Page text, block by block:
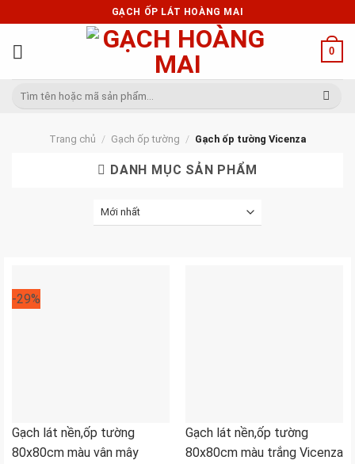
to
content
GẠCH ỐP LÁT HOÀNG MAI
0
Tìm
Trang chủ / Gạch ốp tường / Gạch ốp tường Vicenza
DANH MỤC SẢN PHẨM
-29%
Gạch lát nền,ốp tường
80x80cm màu vân mây
Gạch lát nền,ốp tường
80x80cm màu trắng Vicenza